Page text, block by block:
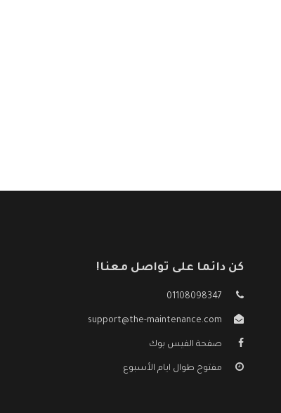
كن دائما على تواصل معنا!
01108098347
support@the-maintenance.com
صفحة الفيس بوك
مفتوح طوال ايام الأسبوع